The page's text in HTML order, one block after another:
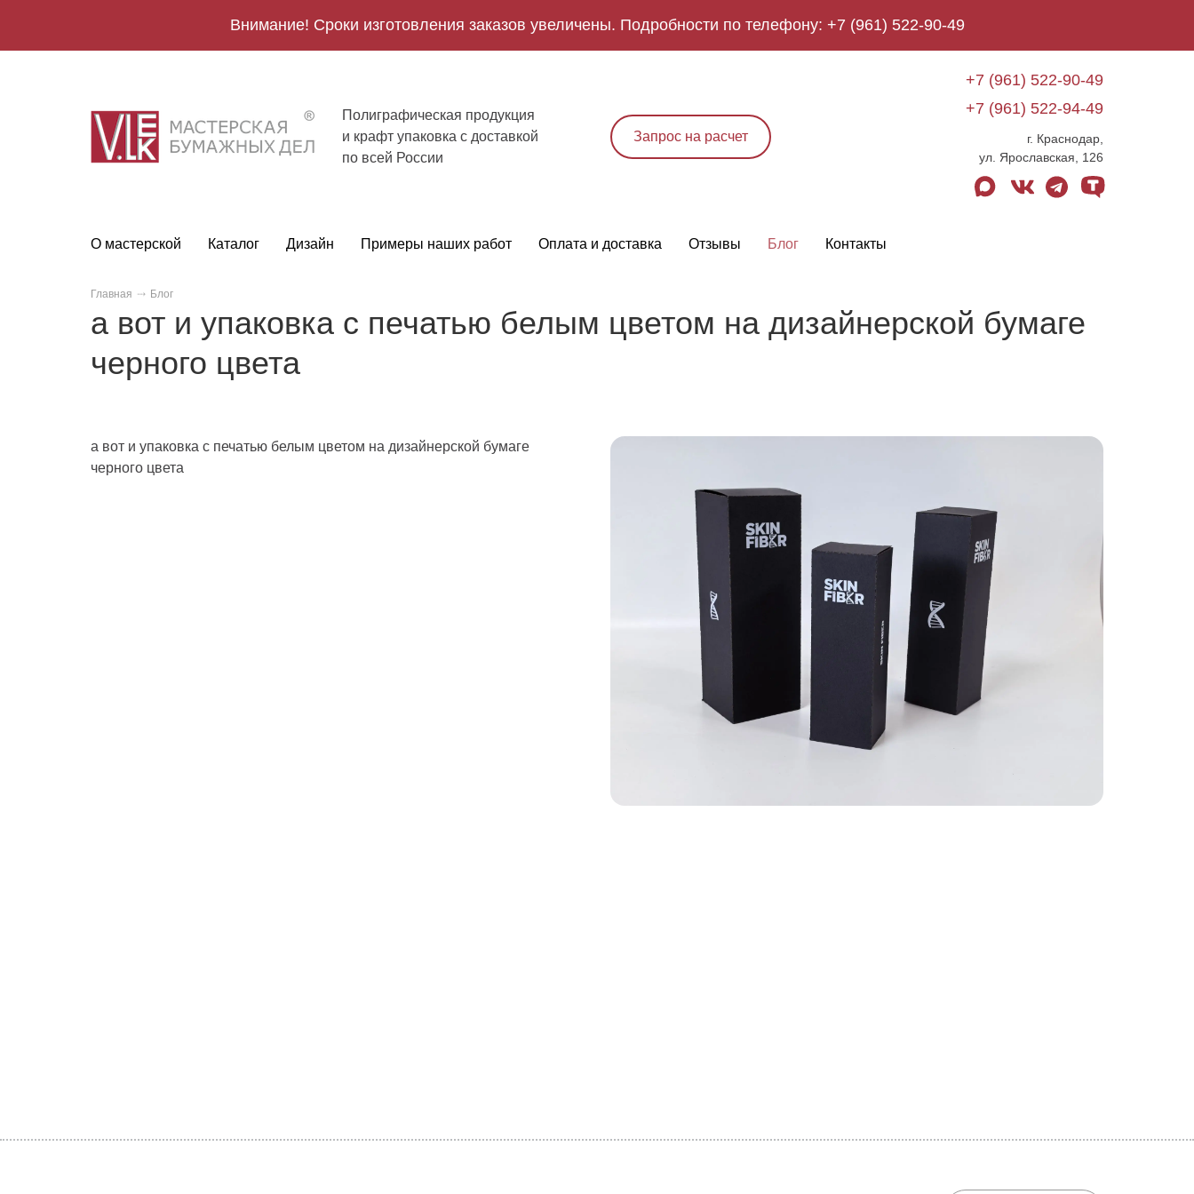
Внимание! Сроки изготовления заказов увеличены. Подробности по телефону: +7 (961) 522-90-49
V.Lek
logo
Полиграфическая продукция
и крафт упаковка с доставкой
по всей России
Запрос на расчет
+7 (961) 522-90-49
+7 (961) 522-94-49
г. Краснодар,
ул. Ярославская, 126
max vk telegramtenchat
О мастерской Каталог Дизайн Примеры наших работ Оплата и доставка Отзывы Блог Контакты
Главная Блог
а вот и упаковка с печатью белым цветом на дизайнерской бумаге
черного цвета
а вот и упаковка с печатью белым цветом на дизайнерской бумаге
черного цвета